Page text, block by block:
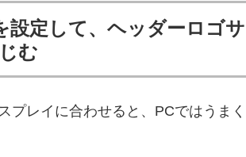
設定して、ヘッダーロゴ
む
プレイに合わせると、PCではうま